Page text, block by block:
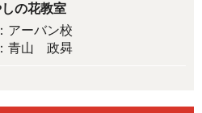
の花教室
アーバン校
青山 政曻